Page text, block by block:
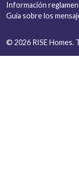
Información
Guía sobre los
© 2026 RISE Homes.